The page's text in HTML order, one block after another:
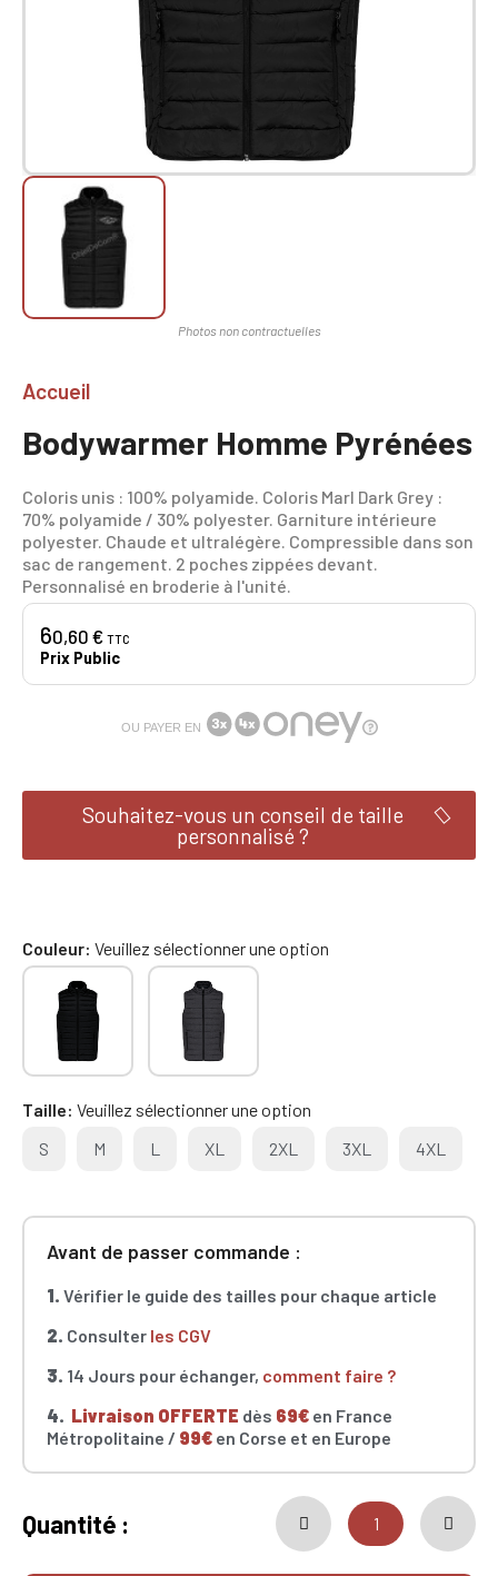
Accueil
Bodywarmer Homme Pyrénées
Coloris unis : 100% polyamide. Coloris Marl Dark Grey :
70% polyamide / 30% polyester. Garniture intérieure
polyester. Chaude et ultralégère. Compressible dans son
sac de rangement. 2 poches zippées devant.
Personnalisé en broderie à l'unité.
60,60 € TTC
Prix Public
OU PAYER EN
Souhaitez-vous un conseil de taille
personnalisé ?
Couleur Veuillez sélectionner une option
Taille Veuillez sélectionner une option
S
M L XL 2XL 3XL 4XL
Avant de passer commande :
1. Vérifier le guide des tailles pour chaque article
2. Consulter les CGV
3. 14 Jours pour échanger, comment faire ?
4. Livraison OFFERTE dès 69€ en France
Métropolitaine / 99€ en Corse et en Europe
Quantité :